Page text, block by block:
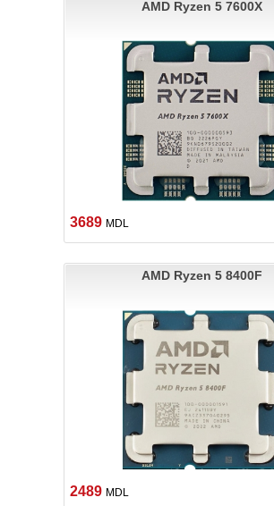
AMD Ryzen 5 7600X
3689 MDL
AMD Ryzen 5 8400F
2489 MDL